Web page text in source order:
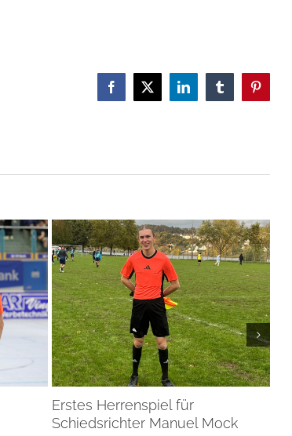
Facebook
X LinkedInTumblrPinterest
Erstes Herrenspiel für
Schiedsrichter Manuel Mock